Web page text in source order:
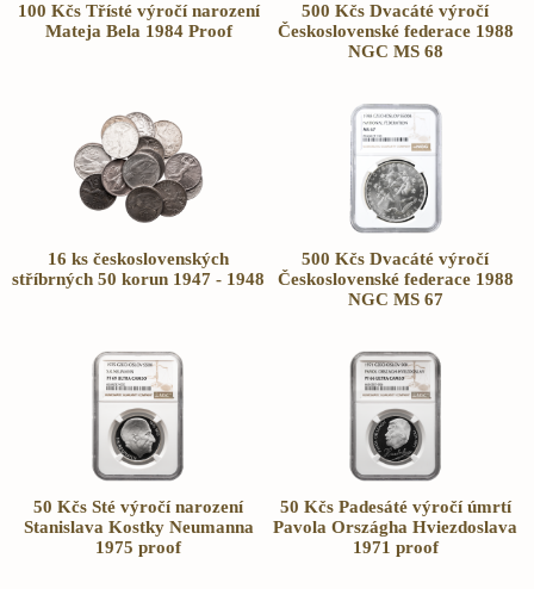
100 Kčs Třísté výročí narození
Mateja Bela 1984 Proof
500 Kčs Dvacáté výročí
Československé federace 1988
NGC MS 68
16 ks československých
stříbrných 50 korun 1947 - 1948
500 Kčs Dvacáté výročí
Československé federace 1988
NGC MS 67
50 Kčs Sté výročí narození
Stanislava Kostky Neumanna
1975 proof
50 Kčs Padesáté výročí úmrtí
Pavola Országha Hviezdoslava
1971 proof